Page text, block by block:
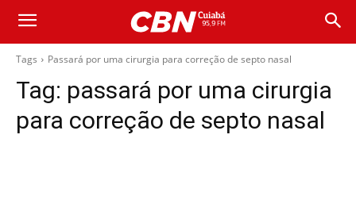
Tags Passará por uma cirurgia para correção de septo nasal
Tag: passará por uma cirurgia
para correção de septo nasal